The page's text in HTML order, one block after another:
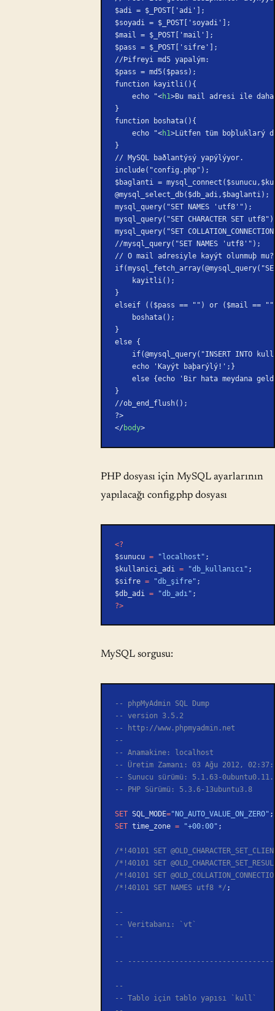
$adi = $_POST['adi'];
$soyadi = $_POST['soyadi'];
$mail = $_POST['mail'];
$pass = $_POST['sifre'];
//Þifreyi md5 yapalým:
$pass = md5($pass);
function kayitli(){
    echo "<
h1>Bu mail adresi ile daha
}
function boshata(){
    echo "<
h1>Lütfen tüm boþluklarý
}
// MySQL baðlantýsý yapýlýyor.
include("config.php");
$baglanti =
@mysql_select_db($db_adi,$baglanti);
mysql_query("SET NAMES 'utf8'");
mysql_query("SET CHARACTER SET
mysql_query("SET
//mysql_query("SET NAMES 'utf8'");
// O mail adresiyle kayýt olunmuþ mu?
    kayitli();
}
elseif (($pass == "") or ($mail ==
    boshata();
}
else {
if(@mysql_query("INSERT INTO
    echo 'Kayýt baþarýlý!';}
else {echo 'Bir hata meydana
}
//ob_end_flush();
?>
</ body>
PHP dosyası için MySQL ayarlarının
yapılacağı config.php dosyası
<?
$sunucu = "localhost" ;
$kullanici_adi = "db_kullanıcı" ;
$sifre = "db_şifre" ;
$db_adi = "db_adı" ;
?>
MySQL sorgusu:
-- phpMyAdmin SQL Dump
-- version 3.5.2
-- http://www.phpmyadmin.net
--
-- Anamakine: localhost
-- Üretim Zamanı: 03 Ağu 2012,
-- Sunucu sürümü: 5.1.63-
-- PHP Sürümü: 5.3.6-13ubuntu3.8
SET SQL_MODE="NO_AUTO_VALUE_ON_ZERO" ;
SET time_zone = "+00:00" ;
/*!40101 SET
/*!40101 SET
/*!40101 SET
/*!40101 SET NAMES utf8 */ ;
--
-- Veritabanı: `vt`
--
--
--
-- Tablo için tablo yapısı `kull`